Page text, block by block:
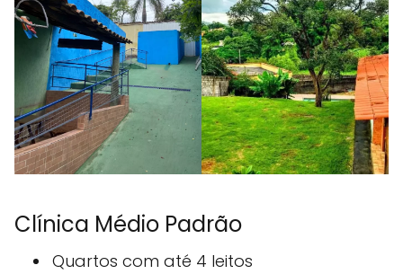
Clínica Médio Padrão
Quartos com até 4 leitos